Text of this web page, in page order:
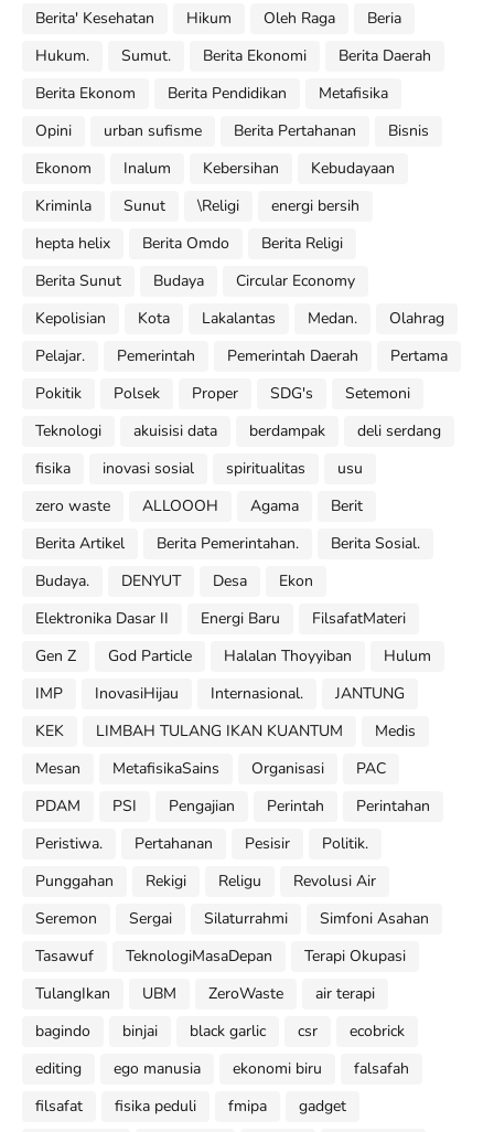
Berita' Kesehatan
Hikum Oleh Raga
Beria
Hukum.
Sumut. Berita Ekonomi
Berita Daerah
Berita Ekonom
Berita Pendidikan
Metafisika
Opini
urban sufisme Berita Pertahanan
Bisnis
Ekonom
Inalum Kebersihan
Kebudayaan
Kriminla
Sunut \Religi
energi bersih
hepta helix
Berita Omdo
Berita Religi
Berita Sunut
Budaya
Circular Economy
Kepolisian
Kota Lakalantas Medan.
Olahrag
Pelajar.
Pemerintah Pemerintah Daerah
Pertama
Pokitik
Polsek Proper SDG's
Setemoni
Teknologi
akuisisi data berdampak
deli serdang
fisika
inovasi sosial spiritualitas
usu
zero waste
ALLOOOH Agama
Berit
Berita Artikel
Berita Pemerintahan.
Berita Sosial.
Budaya.
DENYUT Desa
Ekon
Elektronika Dasar II
Energi Baru
FilsafatMateri
Gen Z
God Particle Halalan Thoyyiban
Hulum
IMP
InovasiHijau Internasional.
JANTUNG
KEK
LIMBAH TULANG IKAN KUANTUM
Medis
Mesan
MetafisikaSains Organisasi
PAC
PDAM
PSI Pengajian Perintah
Perintahan
Peristiwa.
Pertahanan Pesisir
Politik.
Punggahan
Rekigi Religu
Revolusi Air
Seremon
Sergai Silaturrahmi
Simfoni Asahan
Tasawuf
TeknologiMasaDepan
Terapi Okupasi
TulangIkan
UBM ZeroWaste
air terapi
bagindo
binjai black garlic csr
ecobrick
editing
ego manusia ekonomi biru
falsafah
filsafat
fisika peduli fmipa
gadget